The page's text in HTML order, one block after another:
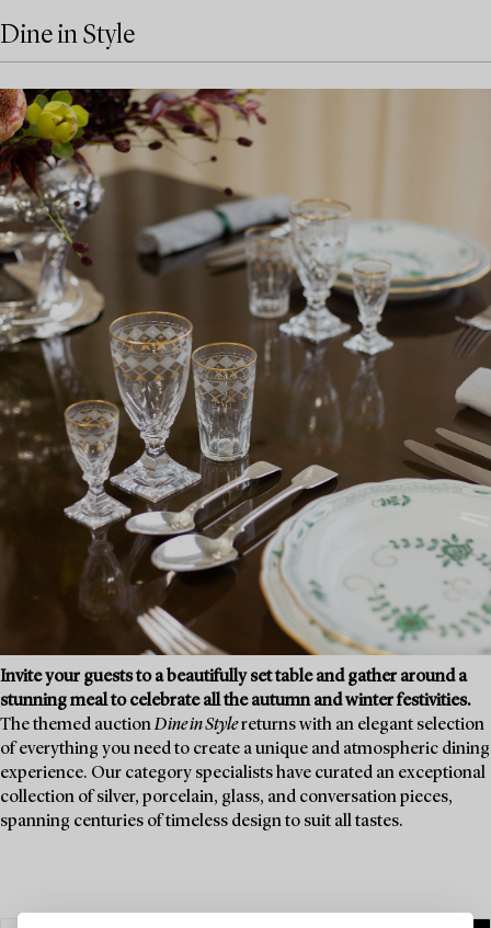
Dine in Style
Invite your guests to a beautifully set table and gather around a
stunning meal to celebrate all the autumn and winter festivities.
The themed auctionDine in Stylereturns with an elegant selection
of everything you need to create a unique and atmospheric dining
experience. Our category specialists have curated an exceptional
collection of silver, porcelain, glass, and conversation pieces,
spanning centuries of timeless design to suit all tastes.